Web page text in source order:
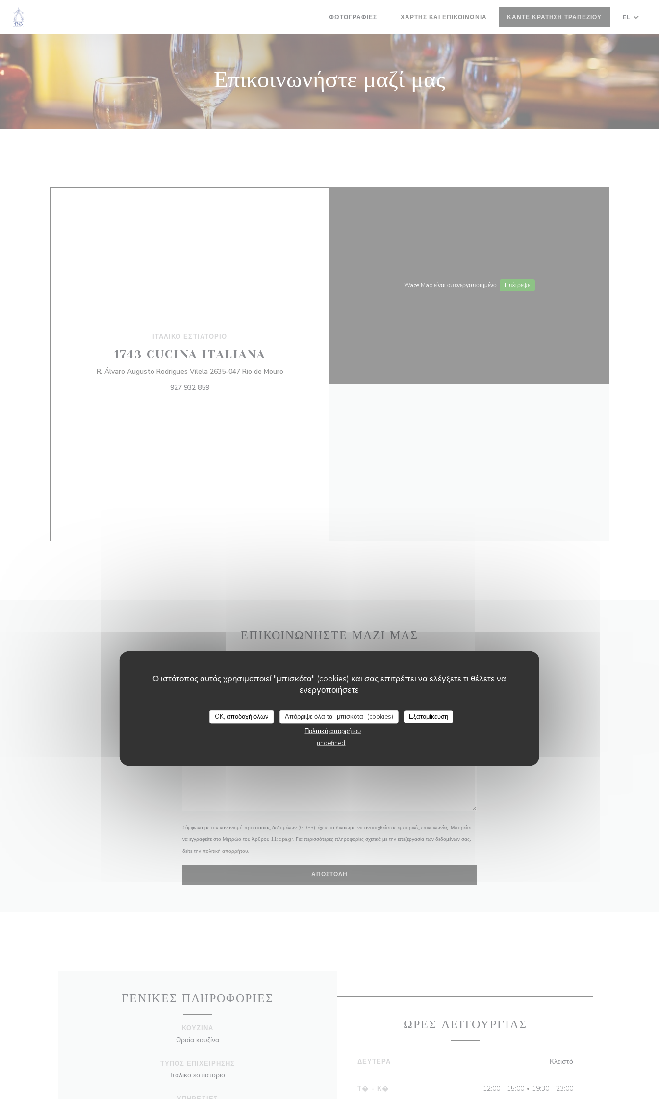
Πίνακας διαχείρισης "Μπισκότων" (Cookies)
Ο ιστότοπος αυτός χρησιμοποιεί "μπισκότα" (cookies) και σας επιτρέπει να ελέγξετε τι θέλετε να
ενεργοποιήσετε
OK, αποδοχή όλων Απόρριψε όλα τα "μπισκότα" (cookies)
Εξατομίκευση
Πολιτική απορρήτου
undefined
ΦΩΤΟΓΡΑΦΊΕΣ ΧΆΡΤΗΣ ΚΑΙ ΕΠΙΚΟΙΝΩΝΊΑ ΚΆΝΤΕ ΚΡΆΤΗΣΗ ΤΡΑΠΕΖΙΟΎ EL
Επικοινωνήστε μαζί μας
ΙΤΑΛΙΚΌ ΕΣΤΙΑΤΌΡΙΟ
1743 CUCINA ITALIANA
R. Álvaro Augusto Rodrigues Vilela 2635-047 Rio de Mouro((ανοίγει σε νέο παράθυρο))
927 932 859
Waze Map είναι απενεργοποιημένο. Επέτρεψε
ΕΠΙΚΟΙΝΩΝΉΣΤΕ ΜΑΖΊ ΜΑΣ
Συμπληρώστε την παρακάτω φόρμα!
Σύμφωνα με τον κανονισμό προστασίας δεδομένων (GDPR), έχετε το δικαίωμα να αντιταχθείτε σε εμπορικές επικοινωνίες. Μπορείτε
να εγγραφείτε στο Μητρώο του Άρθρου 11: dpa.gr. Για περισσότερες πληροφορίες σχετικά με την επεξεργασία των δεδομένων σας,
δείτε την πολιτική απορρήτου.
ΓΕΝΙΚΈΣ ΠΛΗΡΟΦΟΡΊΕΣ
ΚΟΥΖΊΝΑ
Ωραία κουζίνα
ΤΎΠΟΣ ΕΠΙΧΕΊΡΗΣΗΣ
Ιταλικό εστιατόριο
ΏΡΕΣ ΛΕΙΤΟΥΡΓΊΑΣ
ΔΕΥΤΈΡΑ Κλειστό
Τ� - Κ� 12:00 - 15:00 • 19:30 - 23:00